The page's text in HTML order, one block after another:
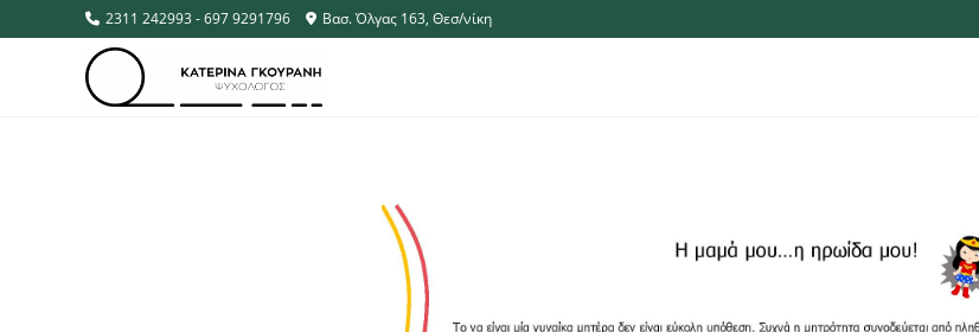
2311 242993 - 697 9291796 Βασ. Όλγας 163, Θεσ/νίκη